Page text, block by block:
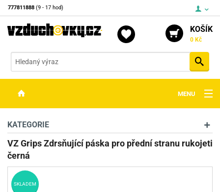
777811888 (9 - 17 hod)
KOŠÍK
0 Kč
MENU
OPTIKA
STŘELIVO
PŘÍSLUŠENSTVÍ
KATEGORIE
VZ Grips Zdrsňující páska pro přední stranu rukojeti
černá
SKLADEM